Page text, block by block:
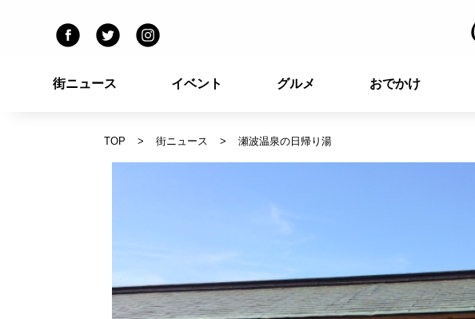
街ニュース イベント グルメ おでかけ
TOP 街ニュース 瀬波温泉の日帰り湯